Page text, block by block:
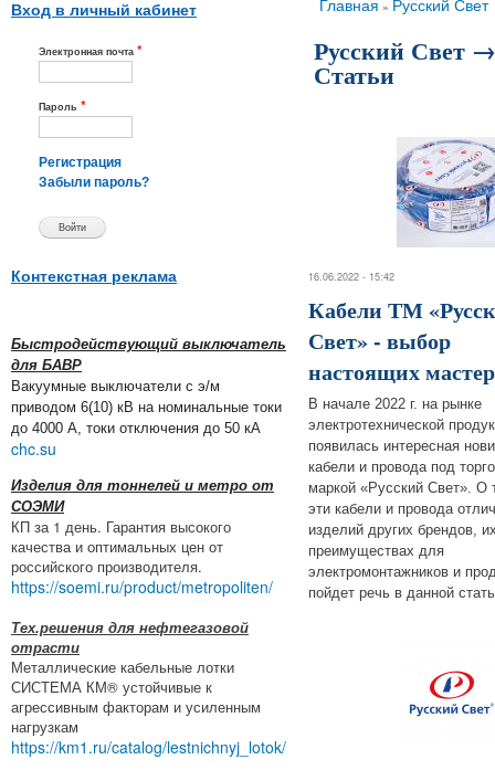
Вход в личный кабинет
Электронная почта *
Пароль *
Регистрация
Забыли пароль?
Контекстная реклама
Быстродействующий выключатель
для БАВР
Вакуумные выключатели с э/м
приводом 6(10) кВ на номинальные токи
до 4000 А, токи отключения до 50 кА
chc.su
Изделия для тоннелей и метро от
СОЭМИ
КП за 1 день. Гарантия высокого
качества и оптимальных цен от
российского производителя.
https://soemi.ru/product/metropoliten/
Тех.решения для нефтегазовой
отрасти
Металлические кабельные лотки
СИСТЕМА КМ® устойчивые к
агрессивным факторам и усиленным
нагрузкам
https://km1.ru/catalog/lestnichnyj_lotok/
Вы здесь
Главная » Русский Свет
Русский Свет →
Статьи
16.06.2022 - 15:42
Кабели ТМ
Свет» - выбор
настоящих
В начале 2022 г. на рынке
электротехнической
появилась интересная
кабели и провода под
маркой «Русский Свет». О
эти кабели и провода
изделий других брендов,
преимуществах для
электромонтажников и
пойдет речь в данной